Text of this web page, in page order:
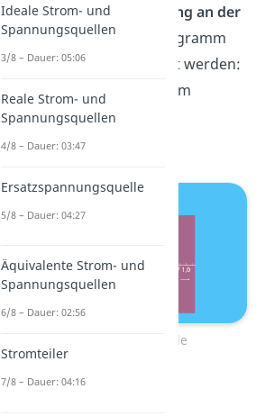
Abhängigkeit der Spannung an der
Diodedargestellt. Das Diagramm
kann in drei Teile unterteilt werden:
Dem Durchlassbereich, dem
Sperrbereich und dem
Durchbruchbereich.
Kennlinie einer Diode
Ideale Strom- und
Spannungsquellen
3/8 – Dauer: 05:06
Reale Strom- und
Spannungsquellen
4/8 – Dauer: 03:47
Ersatzspannungsquelle
5/8 – Dauer: 04:27
Äquivalente Strom- und
Spannungsquellen
6/8 – Dauer: 02:56
Stromteiler
7/8 – Dauer: 04:16